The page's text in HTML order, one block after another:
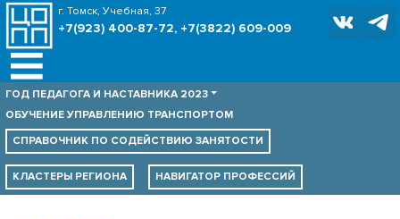
г. Томск, Учебная, 37
+7(923) 400-87-72, +7(3822) 609-009
ГОД ПЕДАГОГА И НАСТАВНИКА 2023
ОБУЧЕНИЕ УПРАВЛЕНИЮ ТРАНСПОРТОМ
СПРАВОЧНИК ПО СОДЕЙСТВИЮ ЗАНЯТОСТИ
КЛАСТЕРЫ РЕГИОНА НАВИГАТОР ПРОФЕССИЙ